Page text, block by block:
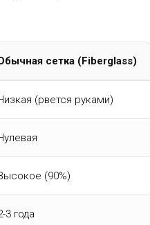
сетка (Fiberglass)
(рвется руками)
(90%)
3 года